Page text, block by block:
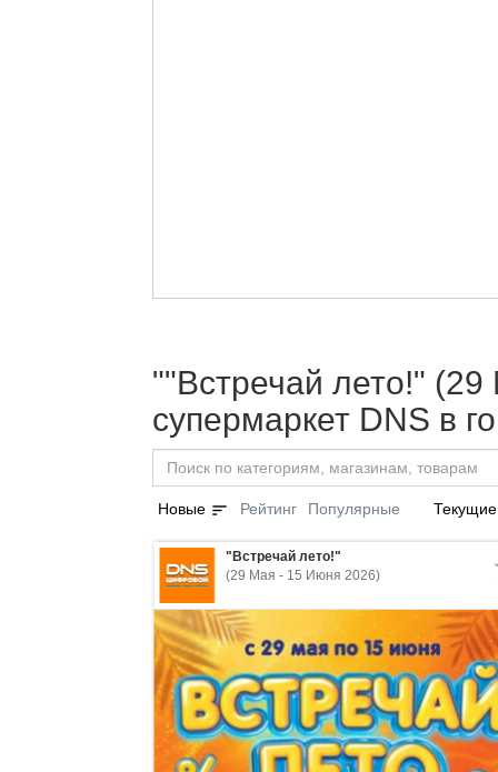
""Встречай лето!"
супермаркет DNS в
Новые sort Рейтинг Популярные Текущие
"Встречай лето!"
(29 Мая - 15 Июня 2026)